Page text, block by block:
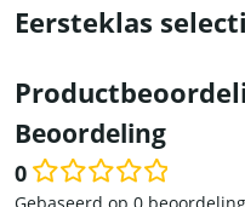
Eersteklas
Beoordeling
0
Gebaseerd op 0